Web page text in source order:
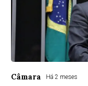
Câmara Há 2 meses